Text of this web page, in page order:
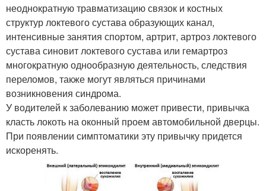
неоднократную травматизацию связок и костных
структур локтевого сустава образующих канал,
интенсивные занятия спортом, артрит, артроз локтевого
сустава синовит локтевого сустава или гемартроз
многократную однообразную деятельность, следствия
переломов, также могут являться причинами
возникновения синдрома.
У водителей к заболеванию может привести, привычка
класть локоть на оконный проем автомобильной дверцы.
При появлении симптоматики эту привычку придется
искоренять.